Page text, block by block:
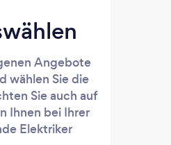
Angebote
wählen Sie die
Sie auch auf
Ihnen bei Ihrer
Elektriker